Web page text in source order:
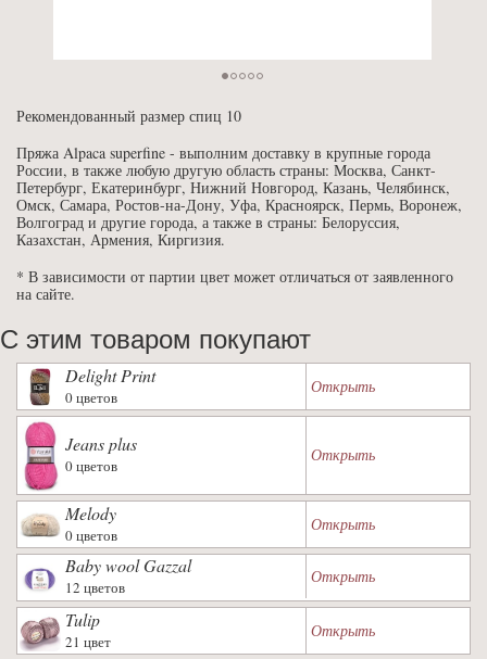
Рекомендованный размер спиц 10
Пряжа Alpaca superfine - выполним доставку в крупные города
России, в также любую другую область страны: Москва, Санкт-
Петербург, Екатеринбург, Нижний Новгород, Казань, Челябинск,
Омск, Самара, Ростов-на-Дону, Уфа, Красноярск, Пермь, Воронеж,
Волгоград и другие города, а также в страны: Белоруссия,
Казахстан, Армения, Киргизия.
* В зависимости от партии цвет может отличаться от заявленного
на сайте.
С этим товаром покупают
Delight Print
0 цветов
Открыть
Jeans plus
0 цветов
Открыть
Melody
0 цветов
Открыть
Baby wool Gazzal
12 цветов
Открыть
Tulip
21 цвет
Открыть